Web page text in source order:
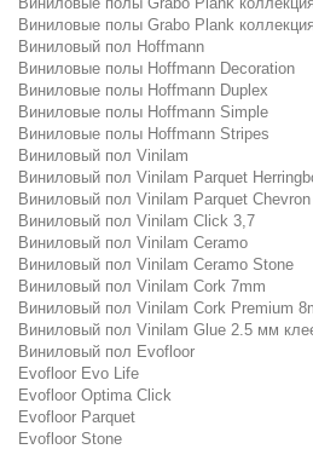
Виниловые полы Grabo Plank
Виниловый пол Hoffmann
Виниловые полы Hoffmann Decoration
Виниловые полы Hoffmann Duplex
Виниловые полы Hoffmann Simple
Виниловые полы Hoffmann Stripes
Виниловый пол Vinilam
Виниловый пол Vinilam Parquet
Виниловый пол Vinilam Parquet Chevron
Виниловый пол Vinilam Click 3,7
Виниловый пол Vinilam Ceramo
Виниловый пол Vinilam Ceramo Stone
Виниловый пол Vinilam Cork 7mm
Виниловый пол Vinilam Cork Premium
Виниловый пол Vinilam Glue 2.5 мм
Виниловый пол Evofloor
Evofloor Evo Life
Evofloor Optima Click
Evofloor Parquet
Evofloor Stone